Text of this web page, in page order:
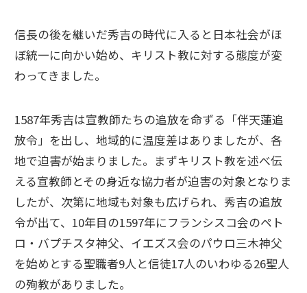
信長の後を継いだ秀吉の時代に入ると日本社会がほ
ぼ統一に向かい始め、キリスト教に対する態度が変
わってきました。
1587年秀吉は宣教師たちの追放を命ずる「伴天蓮追
放令」を出し、地域的に温度差はありましたが、各
地で迫害が始まりました。まずキリスト教を述べ伝
える宣教師とその身近な協力者が迫害の対象となりま
したが、次第に地域も対象も広げられ、秀吉の追放
令が出て、10年目の1597年にフランシスコ会のペト
ロ・バプチスタ神父、イエズス会のパウロ三木神父
を始めとする聖職者9人と信徒17人のいわゆる26聖人
の殉教がありました。